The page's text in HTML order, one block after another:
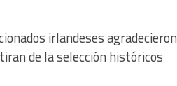
irlandeses agradecieron
de la selección históricos